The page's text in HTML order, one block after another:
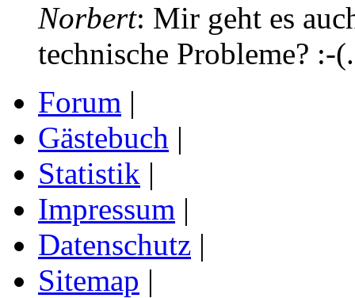
Norbert: Mir geht es
technische Probleme? :-
Forum |
Gästebuch |
Statistik |
Impressum |
Datenschutz |
Sitemap |